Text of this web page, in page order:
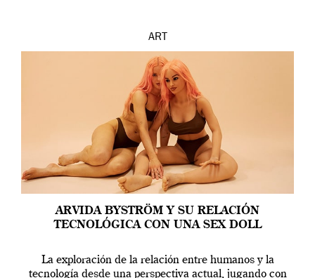
ART
ARVIDA BYSTRÖM Y SU RELACIÓN
TECNOLÓGICA CON UNA SEX DOLL
La exploración de la relación entre humanos y la
tecnología desde una perspectiva actual, jugando con